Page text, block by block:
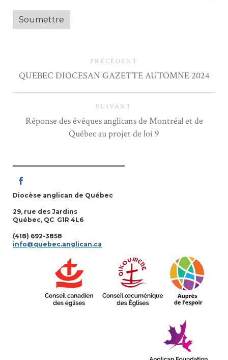
PRÉCÉDENT
QUEBEC DIOCESAN GAZETTE AUTOMNE 2024
SUIVANT
Réponse des évêques anglicans de Montréal et de
Québec au projet de loi 9
Diocèse anglican de Québec
29, rue des Jardins
Québec, QC G1R 4L6
(418) 692-3858
info@quebec.anglican.ca